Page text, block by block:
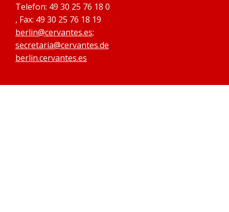
Telefon: 49 30 25 76 18 0
, Fax: 49 30 25 76 18 19
berlin@cervantes.es;
secretaria@cervantes.de
berlin.cervantes.es